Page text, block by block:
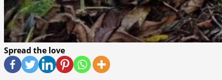
Spread the love